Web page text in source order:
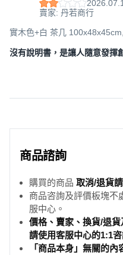
賣家: 丹若商行
實木色+白 茶几
沒有說明書，是讓人隨意發揮
商品諮詢
購買的商品 取消/退貨
商品咨詢及評價板塊不
服中心。
價格、賣家、換貨/退
請使用客服中心的1:1
「商品本身」無關的